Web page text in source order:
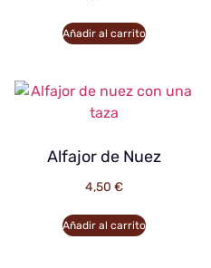
Añadir al carrito
Alfajor de Nuez
4,50 €
Añadir al carrito